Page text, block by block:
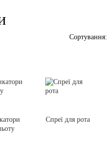
Сортування:
Спреї для рота